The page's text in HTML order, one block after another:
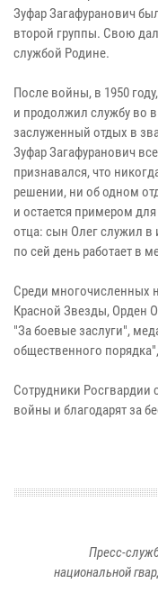
Зуфар Загафуранович
второй группы. Свою
службой Родине.
После войны, в 1950
и продолжил службу во
заслуженный отдых в
Зуфар Загафуранович
признавался, что
решении, ни об одном
и остается примером
отца: сын Олег служил в
по сей день работает в
Среди многочисленных
Красной Звезды, Орден
"За боевые заслуги",
общественного
Сотрудники Росгвардии
войны и благодарят за
Пресс-
национальной